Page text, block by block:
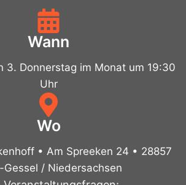
Wann
3. Donnerstag im Monat um 19:30
Uhr
Wo
• Am Spreeken 24 • 28857
Gessel / Niedersachsen